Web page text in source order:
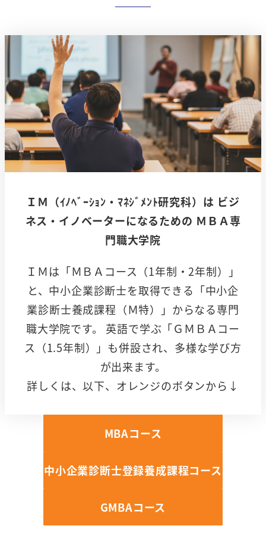
ＩＭ（ｲﾉﾍﾞｰｼｮﾝ・ﾏﾈｼﾞﾒﾝﾄ研究科）は ビジ
ネス・イノベーターになるための ＭＢＡ専
門職大学院
ＩＭは「ＭＢＡコース（1年制・2年制）」
と、中小企業診断士を取得できる「中小企
業診断士養成課程（Ｍ特）」からなる専門
職大学院です。 英語で学ぶ「ＧＭＢＡコー
ス（1.5年制）」も併設され、多様な学び方
が出来ます。
詳しくは、以下、オレンジのボタンから↓
MBAコース
中小企業診断士登録養成課程コース
GMBAコース